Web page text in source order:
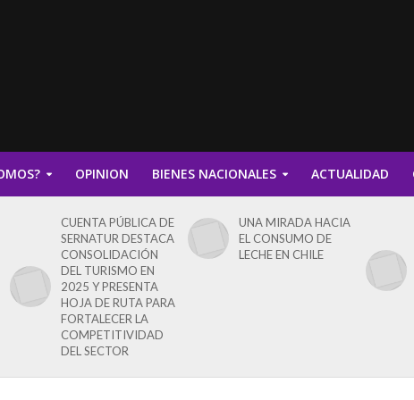
OPINION BIENES NACIONALES ACTUALIDAD
CUENTA PÚBLICA DE
SERNATUR DESTACA
CONSOLIDACIÓN
DEL TURISMO EN
2025 Y PRESENTA
HOJA DE RUTA PARA
FORTALECER LA
COMPETITIVIDAD
DEL SECTOR
UNA MIRADA HACIA
EL CONSUMO DE
LECHE EN CHILE